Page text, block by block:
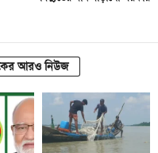
আরও নিউজ